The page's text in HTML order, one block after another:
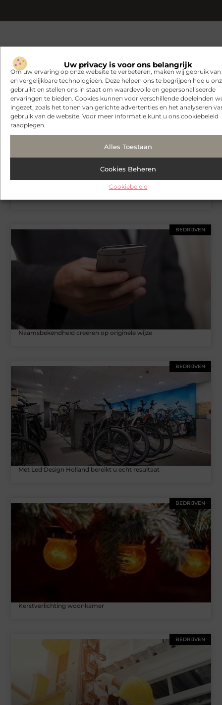
Uw privacy is voor ons belangrijk
Om uw ervaring op onze website te verbeteren, maken wij gebruik van
en vergelijkbare technologieën. Deze helpen ons te begrijpen hoe u
gebruikt en stellen ons in staat om waardevolle en gepersonaliseerde
ervaringen te bieden. Cookies kunnen voor verschillende doeleinden
ingezet, zoals het tonen van gerichte advertenties en het analyseren
gebruik van de website. Voor meer informatie kunt u ons cookiebeleid
raadplegen.
Alles Toestaan
Cookies Beheren
Cookiebeleid
Gerelateerde artikelen
interesseren
BEDRIJVEN
Ontdek waar je de beste stekjes voor verse aardbeien kunt
BEDRIJVEN
Naamsbekendheid creëren op originele wijze
BEDRIJVEN
Met Led Design Holland bereikt u echt resultaat
BEDRIJVEN
Kerstverlichting woonkamer
BEDRIJVEN